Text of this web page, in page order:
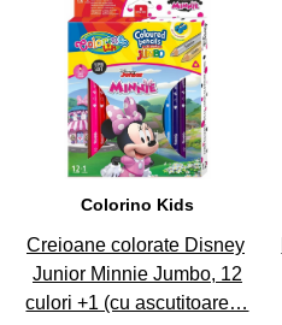
13
Colorino Kids
Creioane colorate Disney
Junior Minnie Jumbo, 12
culori +1 (cu ascutitoare…